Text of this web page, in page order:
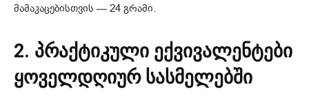
მამაკაცებისთვის — 24 გრამი.
2. პრაქტიკული ექვივალენტები
ყოველდღიურ სასმელებში